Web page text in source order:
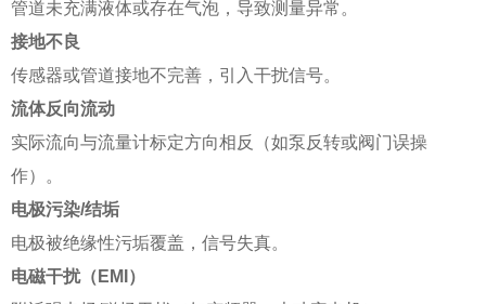
管道未充满液体或存在气泡，导致测量异常。
接地不良
传感器或管道接地不完善，引入干扰信号。
流体反向流动
实际流向与流量计标定方向相反（如泵反转或阀门误操
作）。
电极污染/结垢
电极被绝缘性污垢覆盖，信号失真。
电磁干扰（EMI）